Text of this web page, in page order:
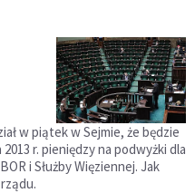
w piątek w Sejmie, że będzie
r. pieniędzy na podwyżki dla
i Służby Więziennej. Jak